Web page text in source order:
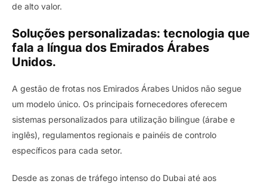
de alto valor.
Soluções personalizadas: tecnologia que
fala a língua dos Emirados Árabes
Unidos.
A gestão de frotas nos Emirados Árabes Unidos não segue
um modelo único. Os principais fornecedores oferecem
sistemas personalizados para utilização bilingue (árabe e
inglês), regulamentos regionais e painéis de controlo
específicos para cada setor.
Desde as zonas de tráfego intenso do Dubai até aos